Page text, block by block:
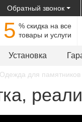
Обратный звонок
5 % cкидка на все
товары и услуги
Установка
Одежда для памятников